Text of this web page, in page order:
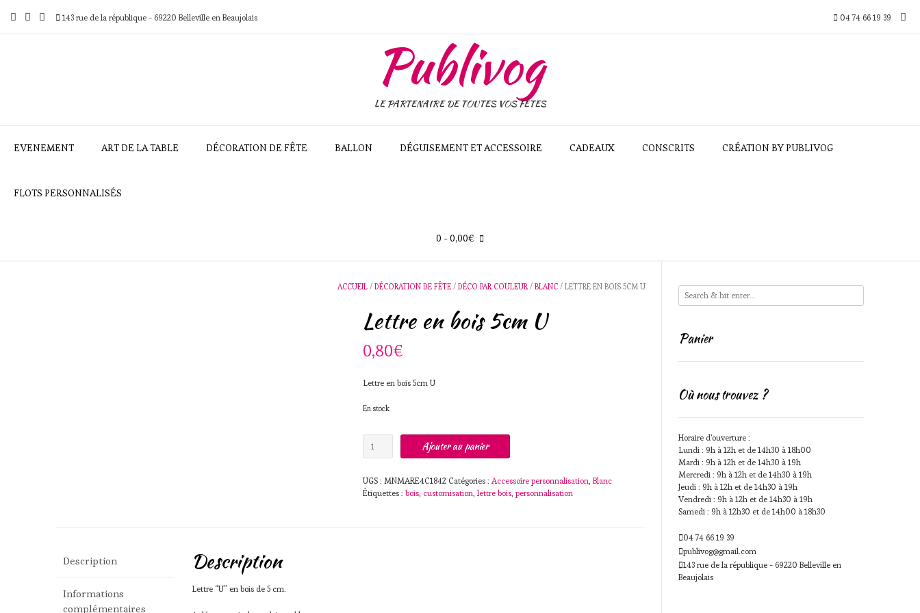
143 rue de la république - 69220 Belleville en Beaujolais 04 74 66 19 39
Publivog
LE PARTENAIRE DE TOUTES VOS FÊTES
EVENEMENT ART DE LA TABLE DÉCORATION DE FÊTE BALLON DÉGUISEMENT ET ACCESSOIRE CADEAUX CONSCRITS CRÉATION BY PUBLIVOG
FLOTS PERSONNALISÉS
0 - 0,00€
ACCUEIL /DÉCORATION DE FÊTE /DÉCO PAR COULEUR/BLANC / LETTRE EN BOIS 5CM U
Lettre en bois 5cm U
0,80€
Lettre en bois 5cm U
En stock
en
bois
5cm
Ajouter au panier
UGS : MNMARE4C1842 Catégories : Accessoire personnalisation, Blanc
Étiquettes : bois, customisation,lettre bois, personnalisation
Description
Informations
complémentaires
Description
Lettre “U” en bois de 5 cm.
Panier
Où nous trouvez ?
Horaire d'ouverture :
Lundi : 9h à 12h et de 14h30 à 18h00
Mardi : 9h à 12h et de 14h30 à 19h
Mercredi : 9h à 12h et de 14h30 à 19h
Jeudi : 9h à 12h et de 14h30 à 19h
Vendredi : 9h à 12h et de 14h30 à 19h
Samedi : 9h à 12h30 et de 14h00 à 18h30
04 74 66 19 39
publivog@gmail.com
143 rue de la république - 69220 Belleville en
Beaujolais